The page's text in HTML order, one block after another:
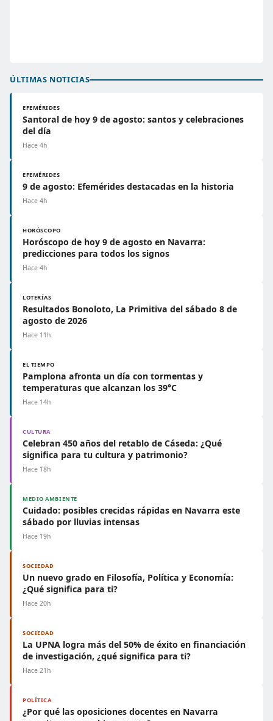
ÚLTIMAS NOTICIAS
EFEMÉRIDES
Santoral de hoy 9 de agosto: santos y celebraciones
del día
Hace 4h
EFEMÉRIDES
9 de agosto: Efemérides destacadas en la historia
Hace 4h
HORÓSCOPO
Horóscopo de hoy 9 de agosto en Navarra:
predicciones para todos los signos
Hace 4h
LOTERÍAS
Resultados Bonoloto, La Primitiva del sábado 8 de
agosto de 2026
Hace 11h
EL TIEMPO
Pamplona afronta un día con tormentas y
temperaturas que alcanzan los 39°C
Hace 14h
CULTURA
Celebran 450 años del retablo de Cáseda: ¿Qué
significa para tu cultura y patrimonio?
Hace 18h
MEDIO AMBIENTE
Cuidado: posibles crecidas rápidas en Navarra este
sábado por lluvias intensas
Hace 19h
SOCIEDAD
Un nuevo grado en Filosofía, Política y Economía:
¿Qué significa para ti?
Hace 20h
SOCIEDAD
La UPNA logra más del 50% de éxito en financiación
de investigación, ¿qué significa para ti?
Hace 21h
POLÍTICA
¿Por qué las oposiciones docentes en Navarra